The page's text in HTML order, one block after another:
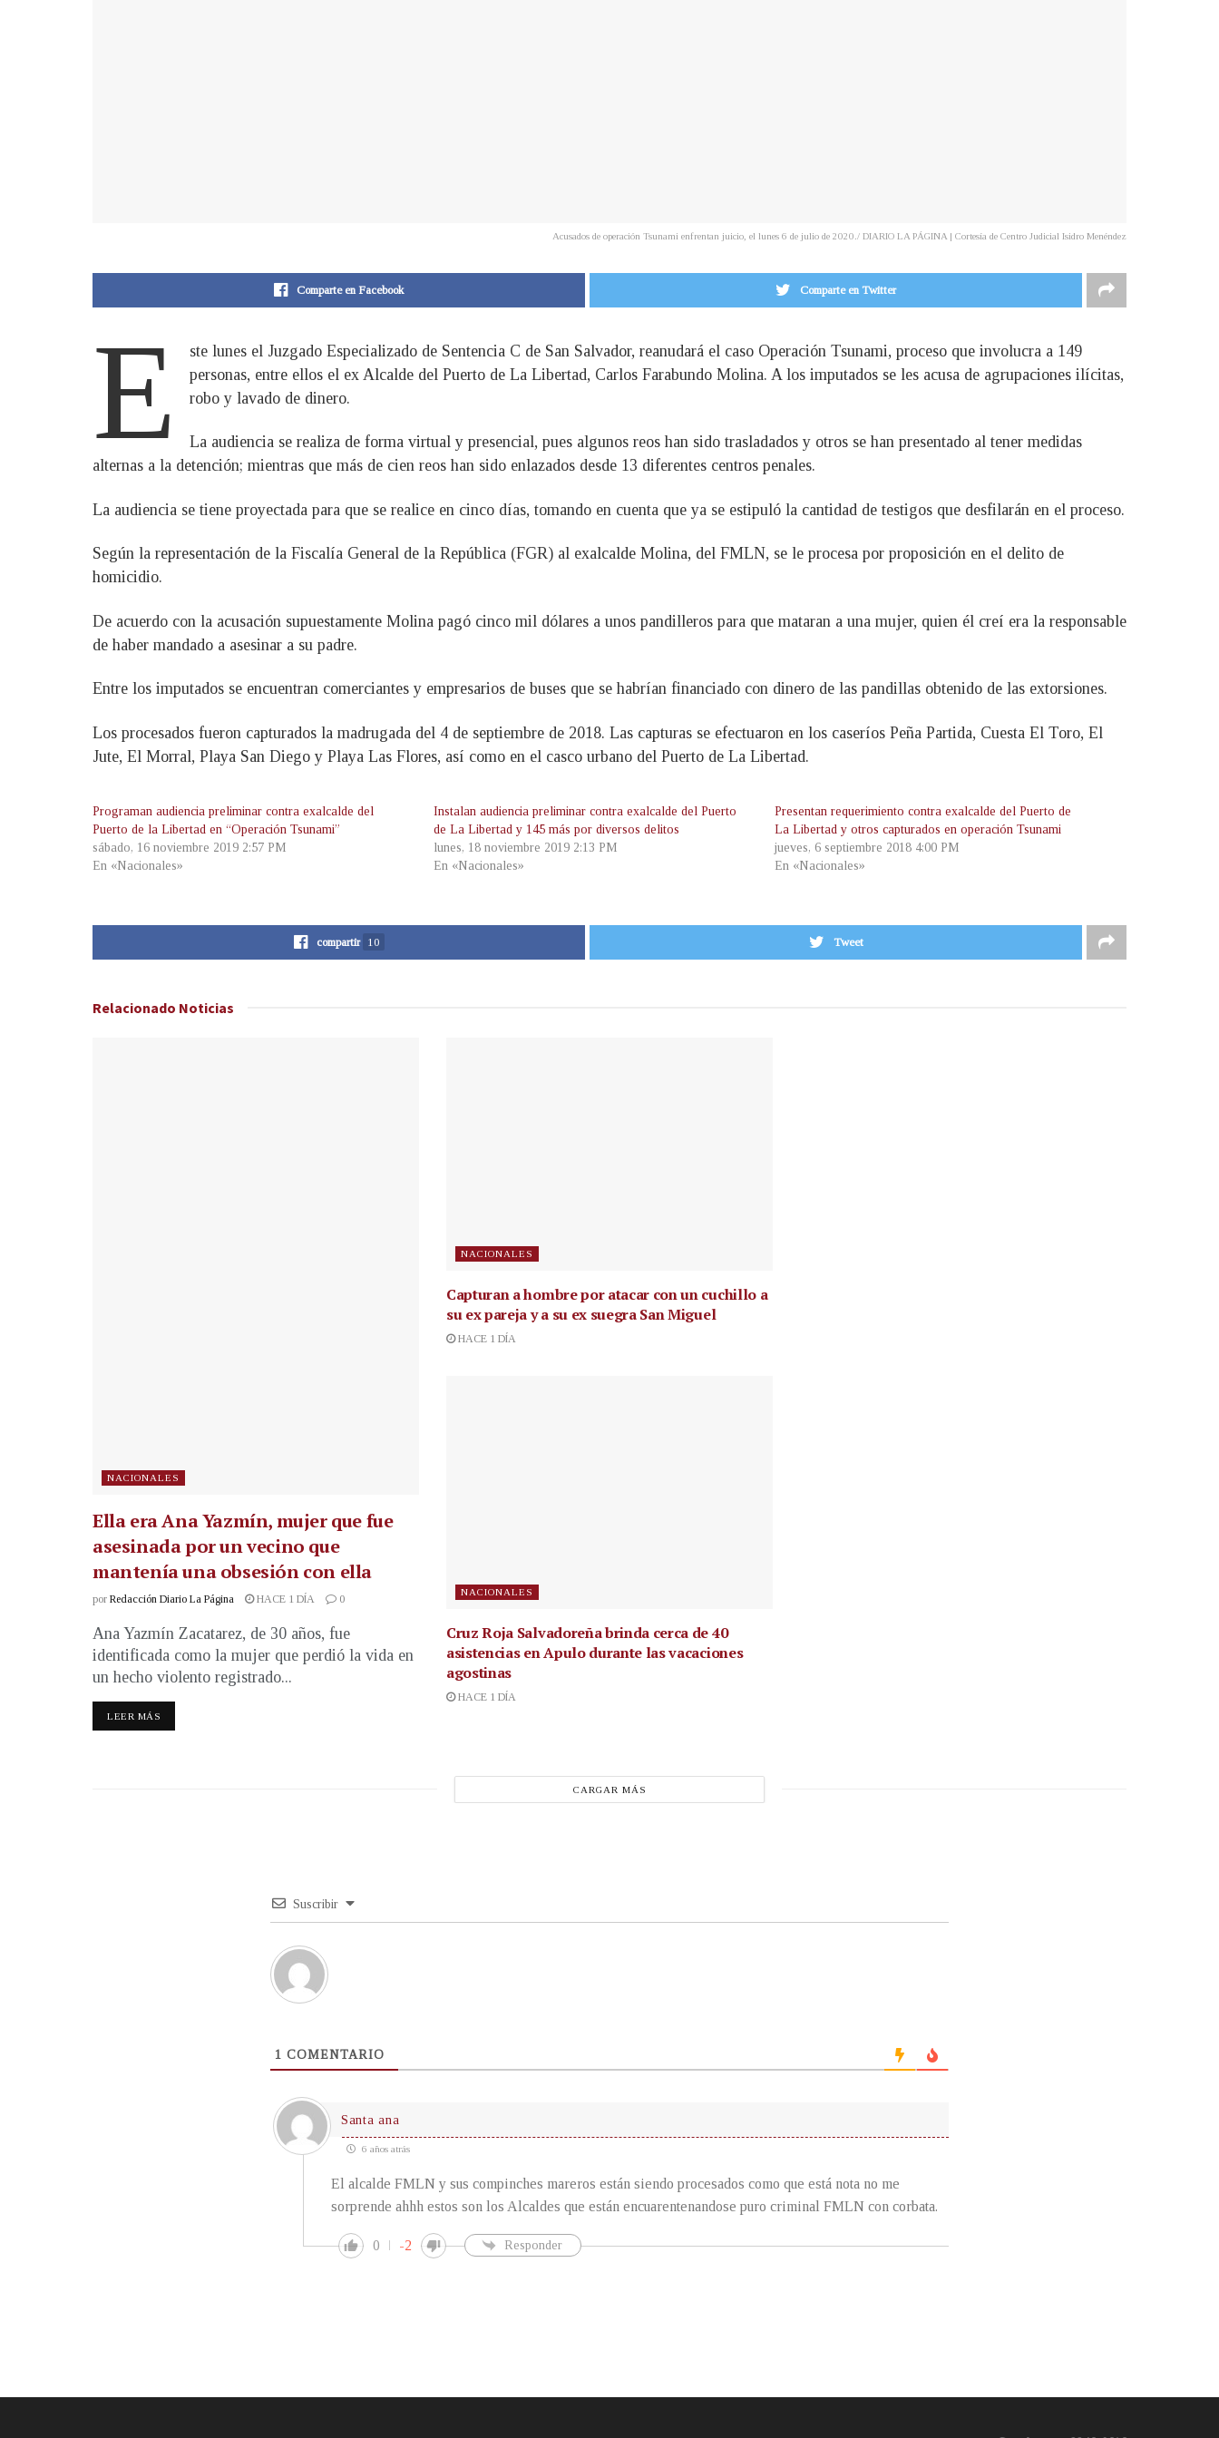
Acusados de operación Tsunami enfrentan juicio, el lunes 6 de julio de 2020./ DIARIO LA PÁGINA | Cortesía de Centro Judicial Isidro Menéndez
Comparte en Facebook Comparte en Twitter
E
ste lunes el Juzgado Especializado de Sentencia C de San Salvador, reanudará el caso Operación Tsunami, proceso que involucra a 149
personas, entre ellos el ex Alcalde del Puerto de La Libertad, Carlos Farabundo Molina. A los imputados se les acusa de agrupaciones ilícitas,
robo y lavado de dinero.
La audiencia se realiza de forma virtual y presencial, pues algunos reos han sido trasladados y otros se han presentado al tener medidas
alternas a la detención; mientras que más de cien reos han sido enlazados desde 13 diferentes centros penales.
La audiencia se tiene proyectada para que se realice en cinco días, tomando en cuenta que ya se estipuló la cantidad de testigos que desfilarán en el proceso.
Según la representación de la Fiscalía General de la República (FGR) al exalcalde Molina, del FMLN, se le procesa por proposición en el delito de
homicidio.
De acuerdo con la acusación supuestamente Molina pagó cinco mil dólares a unos pandilleros para que mataran a una mujer, quien él creí era la responsable
de haber mandado a asesinar a su padre.
Entre los imputados se encuentran comerciantes y empresarios de buses que se habrían financiado con dinero de las pandillas obtenido de las extorsiones.
Los procesados fueron capturados la madrugada del 4 de septiembre de 2018. Las capturas se efectuaron en los caseríos Peña Partida, Cuesta El Toro, El
Jute, El Morral, Playa San Diego y Playa Las Flores, así como en el casco urbano del Puerto de La Libertad.
Programan audiencia preliminar contra exalcalde del
Puerto de la Libertad en “Operación Tsunami”
sábado, 16 noviembre 2019 2:57 PM
En «Nacionales»
Instalan audiencia preliminar contra exalcalde del Puerto
de La Libertad y 145 más por diversos delitos
lunes, 18 noviembre 2019 2:13 PM
En «Nacionales»
Presentan requerimiento contra exalcalde del Puerto de
La Libertad y otros capturados en operación Tsunami
jueves, 6 septiembre 2018 4:00 PM
En «Nacionales»
compartir 10 Tweet
Relacionado Noticias
NACIONALES
Ella era Ana Yazmín, mujer que fue
asesinada por un vecino que
mantenía una obsesión con ella
por Redacción Diario La Página HACE 1 DÍA 0
Ana Yazmín Zacatarez, de 30 años, fue
identificada como la mujer que perdió la vida en
un hecho violento registrado...
LEER MÁS
NACIONALES
Capturan a hombre por atacar con un cuchillo a
su ex pareja y a su ex suegra San Miguel
HACE 1 DÍA
NACIONALES
Cruz Roja Salvadoreña brinda cerca de 40
asistencias en Apulo durante las vacaciones
agostinas
HACE 1 DÍA
CARGAR MÁS
Suscribir
1 COMENTARIO
Santa ana
6 años atrás
El alcalde FMLN y sus compinches mareros están siendo procesados como que está nota no me
sorprende ahhh estos son los Alcaldes que están encuarentenandose puro criminal FMLN con corbata.
0 -2 Responder